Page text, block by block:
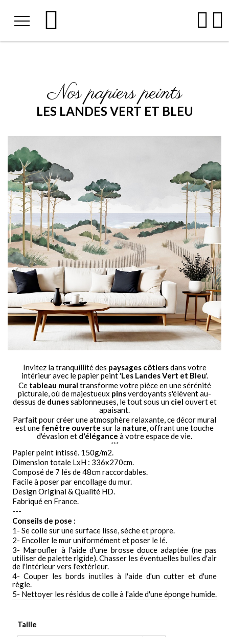
Nos papiers peints
LES LANDES VERT ET BLEU
Invitez la tranquillité des paysages côtiersdans votre
intérieur avec le papier peint 'Les Landes Vert et Bleu'.
Ce tableau mural transforme votre pièce en une sérénité
picturale, où de majestueux pinsverdoyants s'élèvent au-
dessus de dunessablonneuses, le tout sous un ciel ouvert et
apaisant.
Parfait pour créer une atmosphère relaxante, ce décor mural
est une fenêtre ouverte sur la nature, offrant une touche
d'évasion et d'élégance à votre espace de vie.
***
Papier peint intissé. 150g/m2.
Dimension totale LxH : 336x270cm.
Composé de 7 lés de 48cm raccordables.
Facile à poser par encollage du mur.
Design Original & Qualité HD.
Fabriqué en France.
---
Conseils de pose :
1- Se colle sur une surface lisse, sèche et propre.
2- Encoller le mur uniformément et poser le lé.
3- Maroufler à l'aide d'une brosse douce adaptée (ne pas
utiliser de palette rigide). Chasser les éventuelles bulles d'air
de l'intérieur vers l'extérieur.
4- Couper les bords inutiles à l'aide d'un cutter et d'une
règle.
5- Nettoyer les résidus de colle à l'aide d'une éponge humide.
Taille